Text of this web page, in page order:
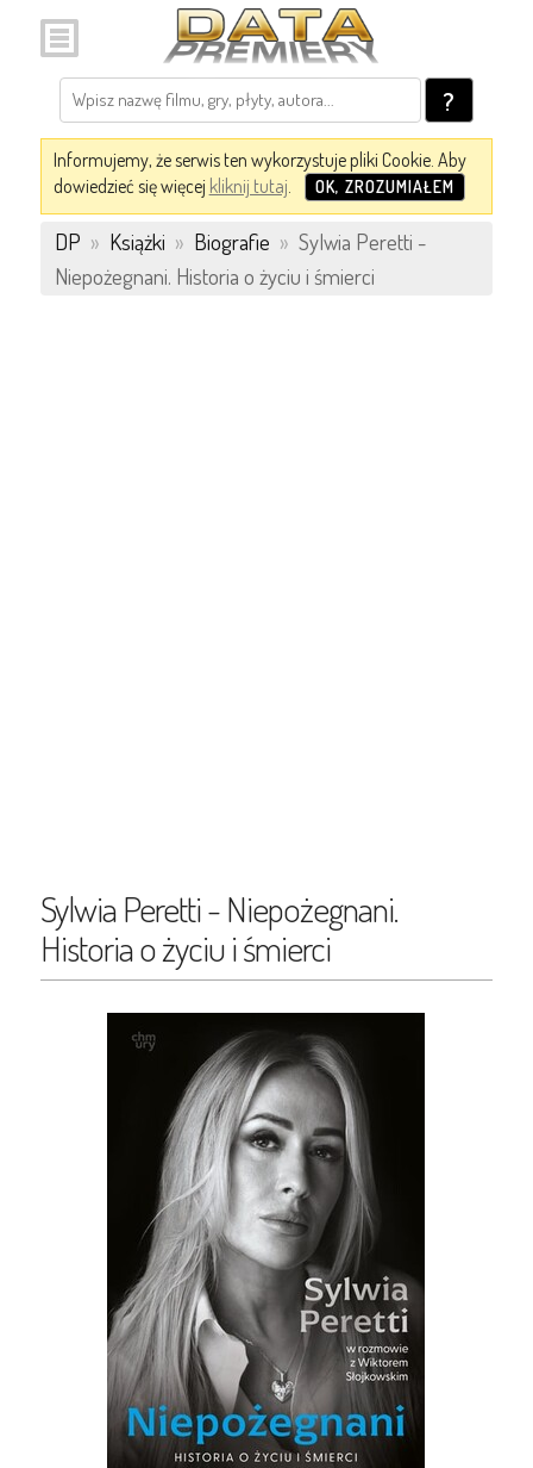
?
Informujemy, że serwis ten wykorzystuje pliki Cookie. Aby
dowiedzieć się więcej kliknij tutaj. OK, ZROZUMIAŁEM
DP » Książki » Biografie » Sylwia Peretti -
Niepożegnani. Historia o życiu i śmierci
Sylwia Peretti - Niepożegnani.
Historia o życiu i śmierci